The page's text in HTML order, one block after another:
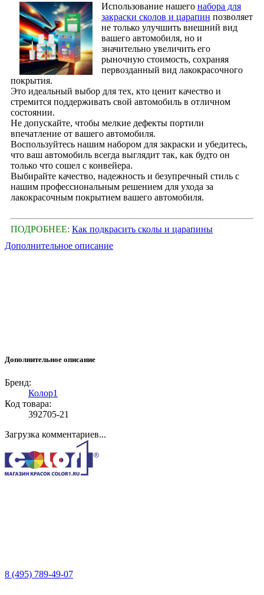
Использование нашего набора для
закраски сколов и царапин позволяет
не только улучшить внешний вид
вашего автомобиля, но и
значительно увеличить его
рыночную стоимость, сохраняя
первозданный вид лакокрасочного
покрытия.
Это идеальный выбор для тех, кто ценит качество и
стремится поддерживать свой автомобиль в отличном
состоянии.
Не допускайте, чтобы мелкие дефекты портили
впечатление от вашего автомобиля.
Воспользуйтесь нашим набором для закраски и убедитесь,
что ваш автомобиль всегда выглядит так, как будто он
только что сошел с конвейера.
Выбирайте качество, надежность и безупречный стиль с
нашим профессиональным решением для ухода за
лакокрасочным покрытием вашего автомобиля.
ПОДРОБНЕЕ: Как подкрасить сколы и царапины
Дополнительное описание
Дополнительное описание
Бренд:
Колор1
Код товара:
392705-21
Загрузка комментариев...
8 (495) 789-49-07